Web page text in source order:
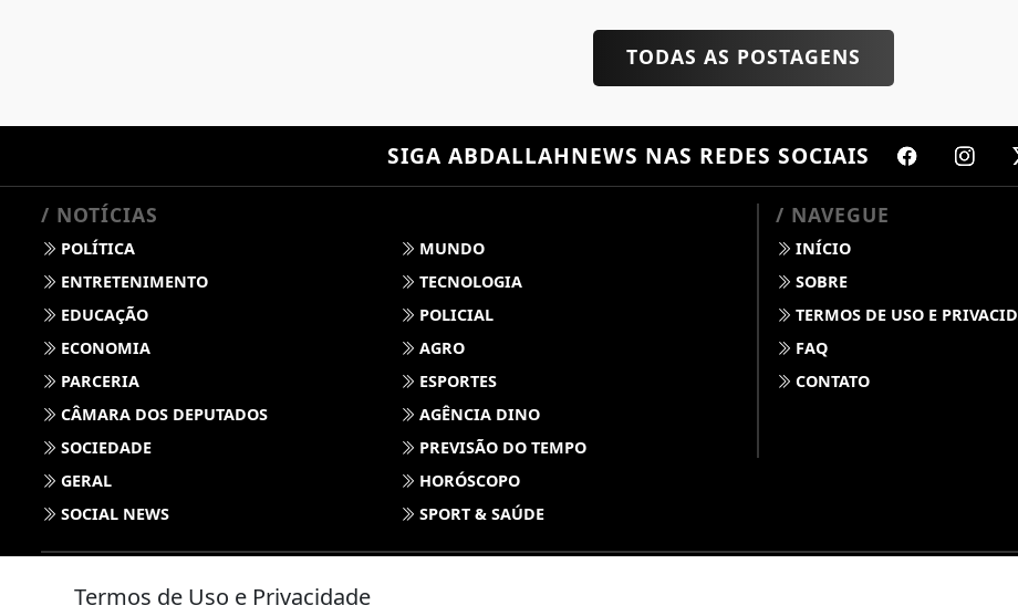
TODAS AS POSTAGENS
SIGA ABDALLAHNEWS NAS REDES SOCIAIS
/ NOTÍCIAS
POLÍTICA
MUNDO
ENTRETENIMENTO
TECNOLOGIA
EDUCAÇÃO
POLICIAL
ECONOMIA
AGRO
PARCERIA
ESPORTES
CÂMARA DOS DEPUTADOS
AGÊNCIA DINO
SOCIEDADE
PREVISÃO DO TEMPO
GERAL
HORÓSCOPO
SOCIAL NEWS
SPORT & SAÚDE
/ NAVEGUE
INÍCIO
SOBRE
TERMOS DE USO E
FAQ
CONTATO
Termos de Uso e Privacidade